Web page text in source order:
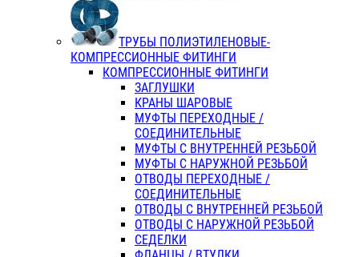
ТРУБЫ ПОЛИЭТИЛЕНОВЫЕ-
КОМПРЕССИОННЫЕ ФИТИНГИ
КОМПРЕССИОННЫЕ ФИТИНГИ
ЗАГЛУШКИ
КРАНЫ ШАРОВЫЕ
МУФТЫ ПЕРЕХОДНЫЕ /
СОЕДИНИТЕЛЬНЫЕ
МУФТЫ С ВНУТРЕННЕЙ РЕЗЬБОЙ
МУФТЫ С НАРУЖНОЙ РЕЗЬБОЙ
ОТВОДЫ ПЕРЕХОДНЫЕ /
СОЕДИНИТЕЛЬНЫЕ
ОТВОДЫ С ВНУТРЕННЕЙ РЕЗЬБОЙ
ОТВОДЫ С НАРУЖНОЙ РЕЗЬБОЙ
СЕДЕЛКИ